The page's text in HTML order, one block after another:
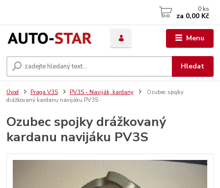
Menu
Hledat
0 ks
za 0,00 Kč
Úvod Praga V3S PV3S - Naviják, kardany
Ozubec spojky
drážkovaný kardanu navijáku PV3S
Ozubec spojky drážkovaný
kardanu navijáku PV3S